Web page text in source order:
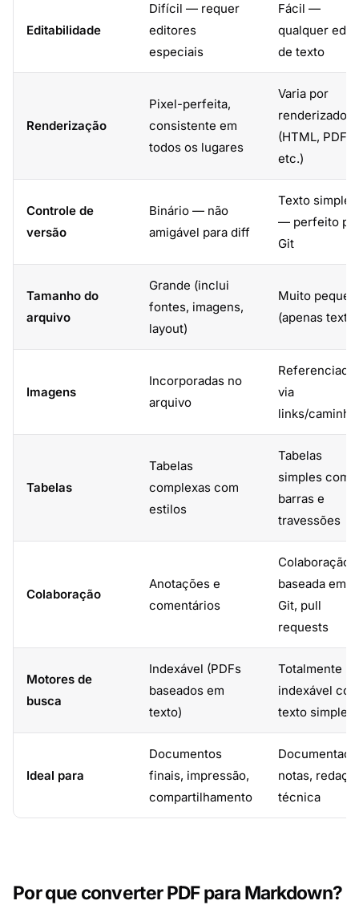
Editabilidade
Difícil — requer
editores
especiais
Fácil —
qualquer
de texto
Renderização
Pixel-perfeita,
consistente em
todos os lugares
Varia por
renderizador
(HTML, PDF,
etc.)
Controle de
versão
Binário — não
amigável para diff
Texto simples
— perfeito
Git
Tamanho do
arquivo
Grande (inclui
fontes, imagens,
layout)
Muito
(apenas texto)
Imagens
Incorporadas no
arquivo
via
links/
Tabelas
Tabelas
complexas com
estilos
Tabelas
simples com
barras e
travessões
Colaboração
Anotações e
comentários
Colaboração
baseada em
Git, pull
requests
Motores de
busca
Indexável (PDFs
baseados em
texto)
Totalmente
indexável
texto simples
Ideal para
Documentos
finais, impressão,
compartilhamento
notas,
técnica
Por que converter PDF para Markdown?